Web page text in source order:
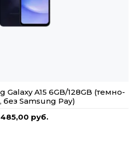
A15 6GB/128GB (темно-
Samsung Pay)
485,00 руб.